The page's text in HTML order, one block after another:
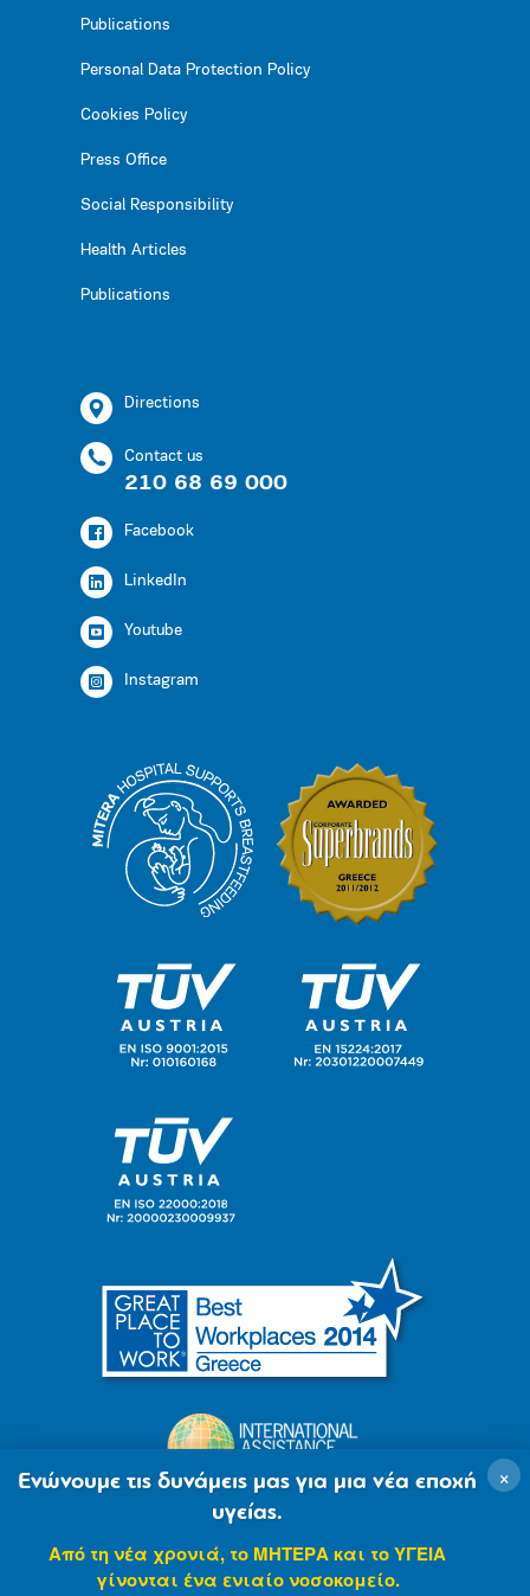
Publications
Personal Data Protection Policy
Cookies Policy
Press Office
Social Responsibility
Health Articles
Publications
Directions
Contact us
210 68 69 000
Facebook
LinkedIn
Youtube
Instagram
×
Ενώνουμε τις δυνάμεις μας για μια νέα εποχή
υγείας.
Από τη νέα χρονιά, το ΜΗΤΕΡΑ και το ΥΓΕΙΑ
γίνονται ένα ενιαίο νοσοκομείο.